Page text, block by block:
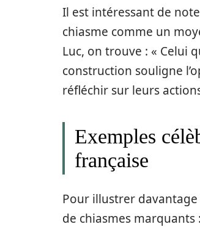
Il est intéressant de
chiasme comme un
Luc, on trouve : « Celui
construction souligne
réfléchir sur leurs
Exemples
française
Pour illustrer
de chiasmes marquants :